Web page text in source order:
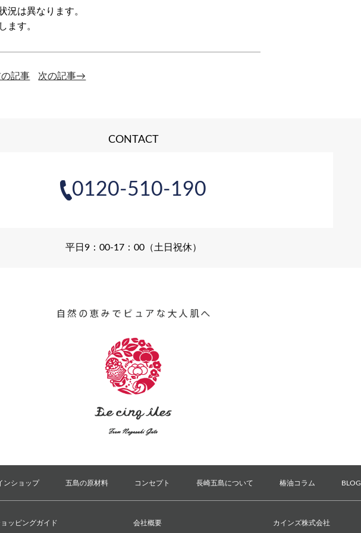
況は異なります。
ます。
記事 次の記事→
CONTACT
0120-510-190
平日9：00-17：00（土日祝休）
ンショップ 五島の原材料 コンセプト 長崎五島について 椿油コラム BLOG
ョッピングガイド 会社概要 カインズ株式会社